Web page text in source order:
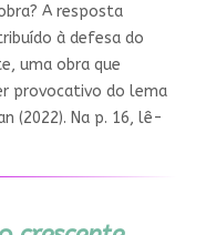
A resposta
à defesa do
uma obra que
provocativo do lema
(2022). Na p. 16, lê-